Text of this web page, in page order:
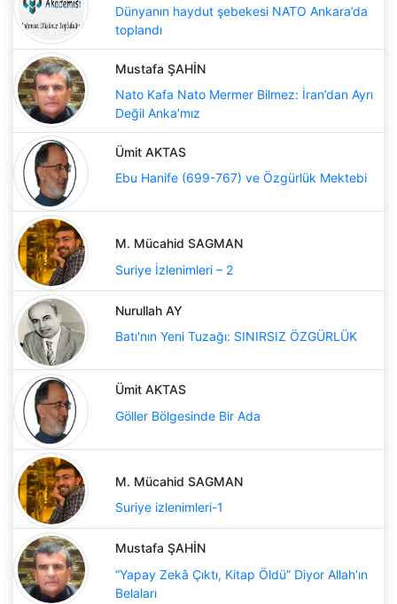
Dünyanın haydut şebekesi NATO Ankara’da
toplandı
Mustafa ŞAHİN
Nato Kafa Nato Mermer Bilmez: İran’dan Ayrı
Değil Anka’mız
Ümit AKTAS
Ebu Hanife (699-767) ve Özgürlük Mektebi
M. Mücahid SAGMAN
Suriye İzlenimleri – 2
Nurullah AY
Batı'nın Yeni Tuzağı: SINIRSIZ ÖZGÜRLÜK
Ümit AKTAS
Göller Bölgesinde Bir Ada
M. Mücahid SAGMAN
Suriye izlenimleri-1
Mustafa ŞAHİN
“Yapay Zekâ Çıktı, Kitap Öldü” Diyor Allah’ın
Belaları